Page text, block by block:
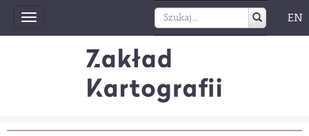
Toggle
navigation
EN